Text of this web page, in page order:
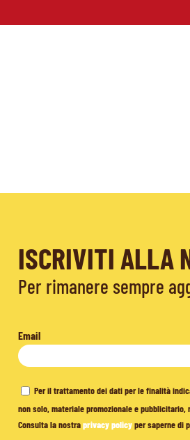
ISCRIVITI ALLA
Per rimanere sempre
Email
Per il trattamento dei dati per le finalità
non solo, materiale promozionale e
Consulta la nostraprivacy policyper saperne di